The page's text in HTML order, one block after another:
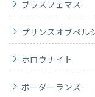
ブラスフェマス
プリンスオブペル
ホロウナイト
ボーダーランズ